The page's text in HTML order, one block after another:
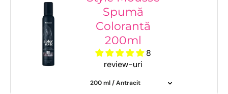
Spumă
Colorantă
200ml
8
review-uri